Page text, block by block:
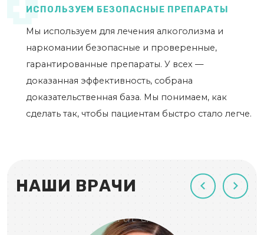
ИСПОЛЬЗУЕМ БЕЗОПАСНЫЕ ПРЕПАРАТЫ
Мы используем для лечения алкоголизма и
наркомании безопасные и проверенные,
гарантированные препараты. У всех —
доказанная эффективность, собрана
доказательственная база. Мы понимаем, как
сделать так, чтобы пациентам быстро стало легче.
НАШИ ВРАЧИ